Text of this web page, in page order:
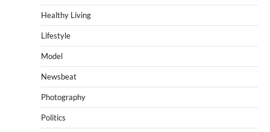
Healthy Living
Lifestyle
Model
Newsbeat
Photography
Politics